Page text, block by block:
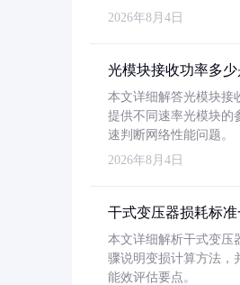
2026年8月4日
光模块接收功率多少
本文详细解答光模块接
提供不同速率光模块的
速判断网络性能问题。
2026年8月4日
干式变压器损耗标
本文详细解析干式变压
骤说明变损计算方法，
能效评估要点。